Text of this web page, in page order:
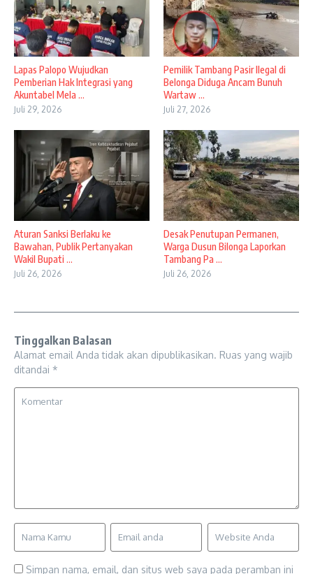
Lapas Palopo Wujudkan
Pemberian Hak Integrasi yang
Akuntabel Mela ...
Juli 29, 2026
Pemilik Tambang Pasir Ilegal di
Belonga Diduga Ancam Bunuh
Wartaw ...
Juli 27, 2026
Aturan Sanksi Berlaku ke
Bawahan, Publik Pertanyakan
Wakil Bupati ...
Juli 26, 2026
Desak Penutupan Permanen,
Warga Dusun Bilonga Laporkan
Tambang Pa ...
Juli 26, 2026
Tinggalkan Balasan
Alamat email Anda tidak akan dipublikasikan. Ruas yang wajib
ditandai *
Simpan nama, email, dan situs web saya pada peramban ini